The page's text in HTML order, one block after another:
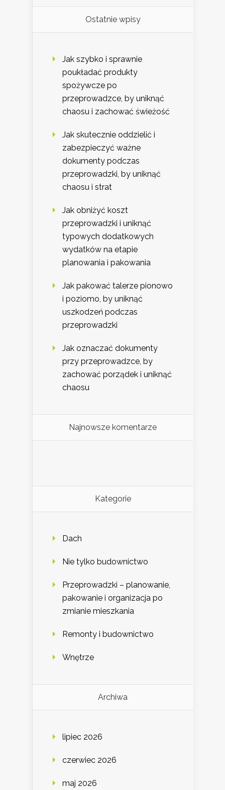
Ostatnie wpisy
Jak szybko i sprawnie
poukładać produkty
spożywcze po
przeprowadzce, by uniknąć
chaosu i zachować świeżość
Jak skutecznie oddzielić i
zabezpieczyć ważne
dokumenty podczas
przeprowadzki, by uniknąć
chaosu i strat
Jak obniżyć koszt
przeprowadzki i uniknąć
typowych dodatkowych
wydatków na etapie
planowania i pakowania
Jak pakować talerze pionowo
i poziomo, by uniknąć
uszkodzeń podczas
przeprowadzki
Jak oznaczać dokumenty
przy przeprowadzce, by
zachować porządek i uniknąć
chaosu
Najnowsze komentarze
Kategorie
Dach
Nie tylko budownictwo
Przeprowadzki – planowanie,
pakowanie i organizacja po
zmianie mieszkania
Remonty i budownictwo
Wnętrze
Archiwa
lipiec 2026
czerwiec 2026
maj 2026